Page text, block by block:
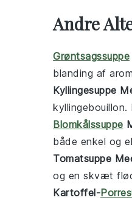
Andre
Grøntsagssuppe
blanding af
Kyllingesuppe
kyllingebouillon.
Blomkålssuppe
både enkel og
Tomatsuppe
og en skvæt
Kartoffel-